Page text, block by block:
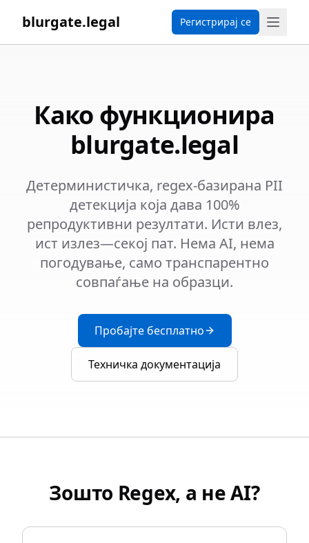
blurgate.legal Регистрирај се
Како функционира
blurgate.legal
Детерминистичка, regex-базирана PII
детекција која дава 100%
репродуктивни резултати. Исти влез,
ист излез—секој пат. Нема AI, нема
погодување, само транспарентно
совпаѓање на образци.
Пробајте бесплатно
Техничка документација
Зошто Regex, а не AI?